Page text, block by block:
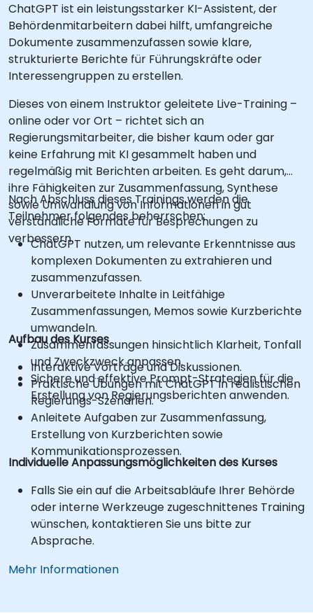
ChatGPT ist ein leistungsstarker KI-Assistent, der
Behördenmitarbeitern dabei hilft, umfangreiche
Dokumente zusammenzufassen sowie klare,
strukturierte Berichte für Führungskräfte oder
Interessengruppen zu erstellen.
Dieses von einem Instruktor geleitete Live-Training –
online oder vor Ort – richtet sich an
Regierungsmitarbeiter, die bisher kaum oder gar
keine Erfahrung mit KI gesammelt haben und
regelmäßig mit Berichten arbeiten. Es geht darum,
ihre Fähigkeiten zur Zusammenfassung, Synthese
sowie Umwandlung von Informationen in gut
verständliche Formate für Besprechungen zu
verbessern.
Nach Abschluss dieses Trainings werden die
Teilnehmer folgendes beherrschen:
ChatGPT nutzen, um relevante Erkenntnisse aus
komplexen Dokumenten zu extrahieren und
zusammenzufassen.
Unverarbeitete Inhalte in Leitfähige
Zusammenfassungen, Memos sowie Kurzberichte
umwandeln.
Zusammenfassungen hinsichtlich Klarheit, Tonfall
und Zweckzweck anpassen.
Sichere und effektive Prompt-Strategien für die
Erstellung von Regierungsberichten anwenden.
Aufbau des Kurses
Interaktive Vorträge und Diskussionen.
Praktische Übungen mit ChatGPT in realistischen
Regierungs-Szenarien.
Anleitete Aufgaben zur Zusammenfassung,
Erstellung von Kurzberichten sowie
Kommunikationsprozessen.
Individuelle Anpassungsmöglichkeiten des Kurses
Falls Sie ein auf die Arbeitsabläufe Ihrer Behörde
oder interne Werkzeuge zugeschnittenes Training
wünschen, kontaktieren Sie uns bitte zur
Absprache.
Mehr Informationen